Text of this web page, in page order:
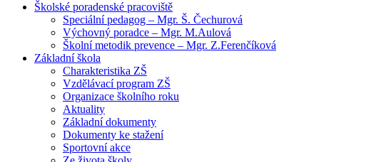
Školské poradenské pracoviště
Speciální pedagog – Mgr. Š. Čechurová
Výchovný poradce – Mgr. M.Aulová
Školní metodik prevence – Mgr. Z.Ferenčíková
Základní škola
Charakteristika ZŠ
Vzdělávací program ZŠ
Organizace školního roku
Aktuality
Základní dokumenty
Dokumenty ke stažení
Sportovní akce